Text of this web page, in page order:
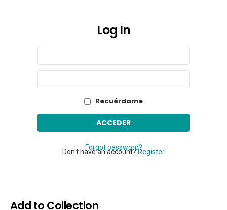
Log In
Nombre
usuario
electrónico
Contraseña
Recuérdame
Forgot password?
Don't have an account?Register
Add to Collection